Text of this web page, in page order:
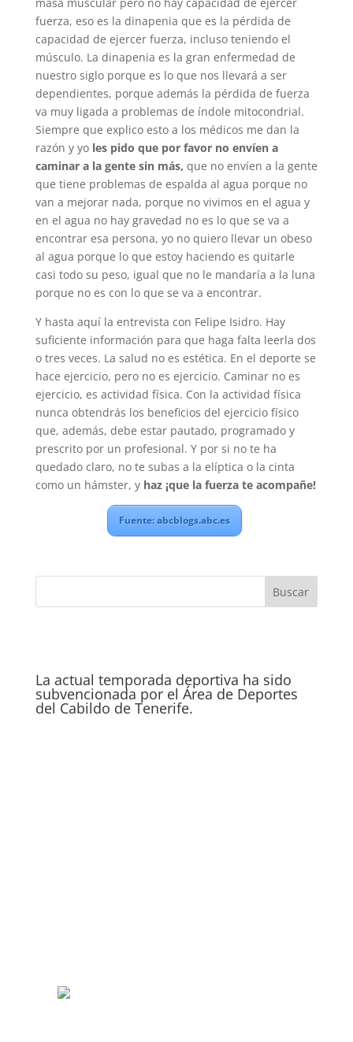
fuerza, eso es la dinapenia que es la pérdida de
capacidad de ejercer fuerza, incluso teniendo el
músculo. La dinapenia es la gran enfermedad de
nuestro siglo porque es lo que nos llevará a ser
dependientes, porque además la pérdida de fuerza
va muy ligada a problemas de índole mitocondrial.
Siempre que explico esto a los médicos me dan la
razón y yo les pido que por favor no envíen a
caminar a la gente sin más, que no envíen a la gente
que tiene problemas de espalda al agua porque no
van a mejorar nada, porque no vivimos en el agua y
en el agua no hay gravedad no es lo que se va a
encontrar esa persona, yo no quiero llevar un obeso
al agua porque lo que estoy haciendo es quitarle
casi todo su peso, igual que no le mandaría a la luna
porque no es con lo que se va a encontrar.
Y hasta aquí la entrevista con Felipe Isidro. Hay
suficiente información para que haga falta leerla dos
o tres veces. La salud no es estética. En el deporte se
hace ejercicio, pero no es ejercicio. Caminar no es
ejercicio, es actividad física. Con la actividad física
nunca obtendrás los beneficios del ejercicio físico
que, además, debe estar pautado, programado y
prescrito por un profesional. Y por si no te ha
quedado claro, no te subas a la elíptica o la cinta
como un hámster, y haz ¡que la fuerza te acompañe!
Fuente: abcblogs.abc.es
La actual temporada deportiva ha sido
subvencionada por el Área de Deportes
del Cabildo de Tenerife.